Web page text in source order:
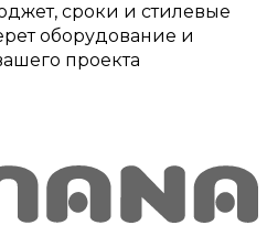
сроки и стилевые
оборудование и
проекта